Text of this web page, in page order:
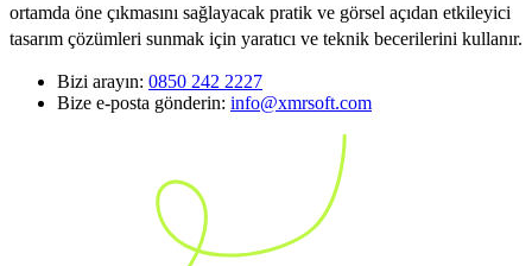
ortamda öne çıkmasını sağlayacak pratik ve görsel açıdan etkileyici
tasarım çözümleri sunmak için yaratıcı ve teknik becerilerini kullanır.
Bizi arayın: 0850 242 2227
Bize e-posta gönderin: info@xmrsoft.com